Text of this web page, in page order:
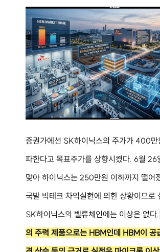
증권가에선 SK하이닉스의 주가가 400만
파한다고 목표주가를 상향시켰다. 6월 26
맞아 하이닉스는 250만원 이하까지 떨어
국발 빅테크 차익실현에 의한 상황이므로
SK하이닉스의 벨류체인에는 이상은 없다.
의 주력 제품으로는 HBM인데 HBM이 공